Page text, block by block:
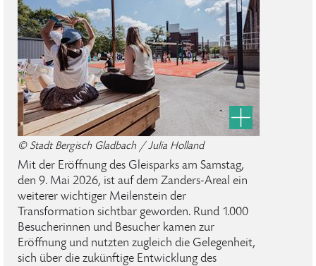
© Stadt Bergisch Gladbach / Julia Holland
Mit der Eröffnung des Gleisparks am Samstag,
den 9. Mai 2026, ist auf dem Zanders-Areal ein
weiterer wichtiger Meilenstein der
Transformation sichtbar geworden. Rund 1.000
Besucherinnen und Besucher kamen zur
Eröffnung und nutzten zugleich die Gelegenheit,
sich über die zukünftige Entwicklung des